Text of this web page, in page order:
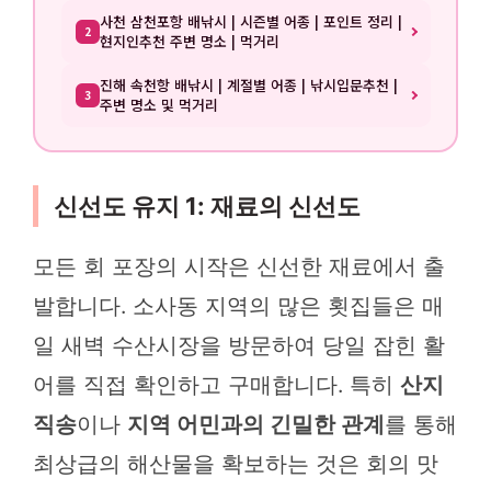
2 사천 삼천포항 배낚시 | 시즌별 어종 | 포인트 정리 |
현지인추천 주변 명소 | 먹거리
3 진해 속천항 배낚시 | 계절별 어종 | 낚시입문추천 |
주변 명소 및 먹거리
신선도 유지 1: 재료의 신선도
모든 회 포장의 시작은 신선한 재료에서 출
발합니다. 소사동 지역의 많은 횟집들은 매
일 새벽 수산시장을 방문하여 당일 잡힌 활
어를 직접 확인하고 구매합니다. 특히 산지
직송이나 지역 어민과의 긴밀한 관계 를 통해
최상급의 해산물을 확보하는 것은 회의 맛